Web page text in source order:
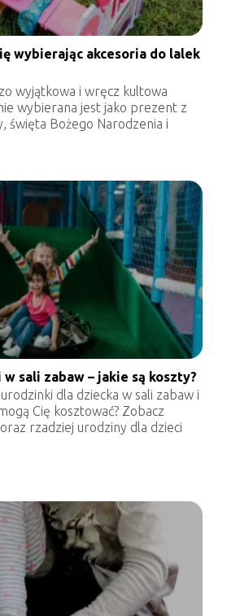
wybierając akcesoria do lalek
wyjątkowa i wręcz kultowa
wybierana jest jako prezent z
święta Bożego Narodzenia i
sali zabaw – jakie są koszty?
dla dziecka w sali zabaw i
Cię kosztować? Zobacz
rzadziej urodziny dla dzieci